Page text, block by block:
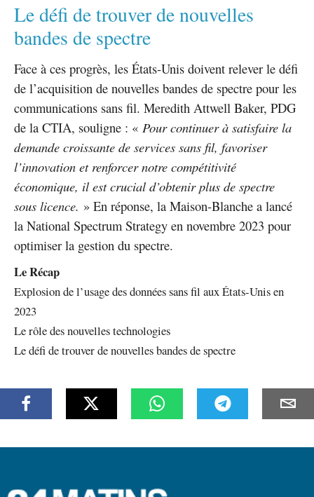
Le défi de trouver de nouvelles
bandes de spectre
Face à ces progrès, les États-Unis doivent relever le défi
de l’acquisition de nouvelles bandes de spectre pour les
communications sans fil. Meredith Attwell Baker, PDG
de la CTIA, souligne : « Pour continuer à satisfaire la
demande croissante de services sans fil, favoriser
l’innovation et renforcer notre compétitivité
économique, il est crucial d’obtenir plus de spectre
sous licence. » En réponse, la Maison-Blanche a lancé
la National Spectrum Strategy en novembre 2023 pour
optimiser la gestion du spectre.
Le Récap
Explosion de l’usage des données sans fil aux États-Unis en
2023
Le rôle des nouvelles technologies
Le défi de trouver de nouvelles bandes de spectre